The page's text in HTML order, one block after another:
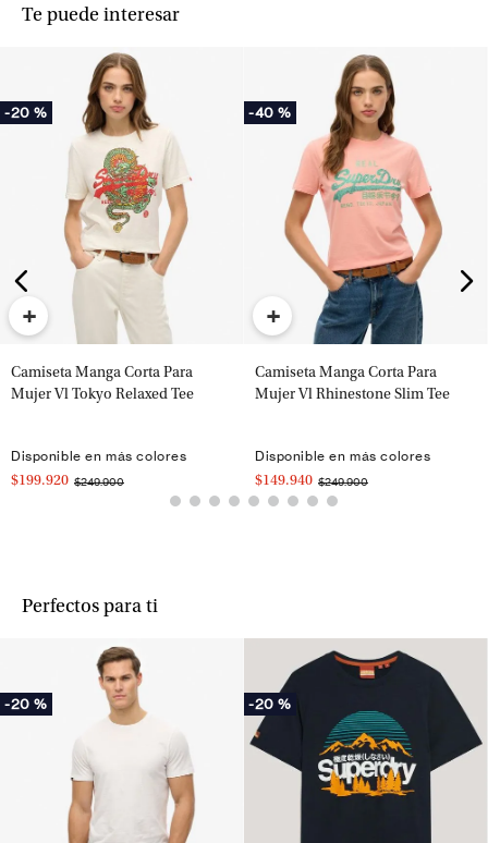
Te puede interesar
-20 %
+
Camiseta Manga Corta Para
Mujer Vl Tokyo Relaxed Tee
Disponible en más colores
$199.920 $249.900
-40 %
+
Camiseta Manga Corta Para
Mujer Vl Rhinestone Slim Tee
Disponible en más colores
$149.940 $249.900
Perfectos para ti
-20 % -20 %